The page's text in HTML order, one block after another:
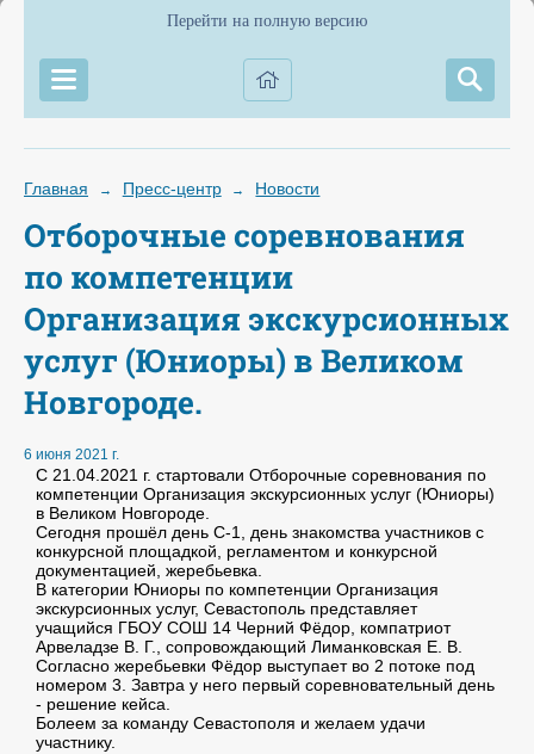
Перейти на полную версию
Главная → Пресс-центр → Новости
Отборочные соревнования
по компетенции
Организация экскурсионных
услуг (Юниоры) в Великом
Новгороде.
6 июня 2021 г.
С 21.04.2021 г. стартовали Отборочные соревнования по
компетенции Организация экскурсионных услуг (Юниоры)
в Великом Новгороде.
Сегодня прошёл день С-1, день знакомства участников с
конкурсной площадкой, регламентом и конкурсной
документацией, жеребьевка.
В категории Юниоры по компетенции Организация
экскурсионных услуг, Севастополь представляет
учащийся ГБОУ СОШ 14 Черний Фëдор, компатриот
Арвеладзе В. Г., сопровождающий Лиманковская Е. В.
Согласно жеребьевки Фëдор выступает во 2 потоке под
номером 3. Завтра у него первый соревновательный день
- решение кейса.
Болеем за команду Севастополя и желаем удачи
участнику.